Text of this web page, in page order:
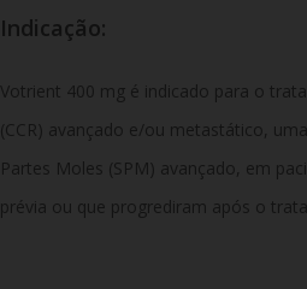
Indicação:
Votrient 400 mg é indicado para o
(CCR) avançado e/ou metastático,
Partes Moles (SPM) avançado, em
prévia ou que progrediram após o